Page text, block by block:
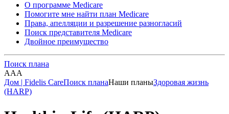
О программе Medicare
Помогите мне найти план Medicare
Права, апелляции и разрешение разногласий
Поиск представителя Medicare
Двойное преимущество
Поиск плана
AAA
Дом | Fidelis CareПоиск планаНаши планыЗдоровая жизнь
(HARP)